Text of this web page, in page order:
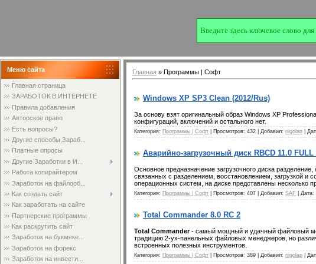
Меню сайта
Главная страница
ЗАРАБОТОК В ИНТЕРНЕТЕ
Правила добавления
Авторское право
Есть вопросы?
Другие способы,Зараб...
Платные опросы
Другие Заработки в И...
Работа копирайтером
Заработок на файлооб...
Как создать сайт
Как заработать на сайте
Партнерские программы
Как раскрутить сайт
Заработок на букмеке...
Заработок на форекс
Заработок на инвести...
Главная » Программы | Софт
Windows XP SP3 Clean (2012/Rus)
За основу взят оригинальный образ Windows XP
конфигураций, включений и остального нет.
Категория: Программы | Софт | Просмотров: 432 | Добавил: nigolap |
Аварийно-загрузочный диск RBCD 11.0 FULL
Основное предназначение загрузочного диска
связанных с разделением, восстановлением, загрузкой
операционных систем, на диске представлены несколько
Категория: Программы | Софт | Просмотров: 407 | Добавил: SAF | Дата:
Total Commander 8.0 RC 2
Total Commander- самый мощный и удачный файловый
традицию 2-ух-панельных файловых менеджеров, но
встроенных полезных инструментов.
Категория: Программы | Софт | Просмотров: 389 | Добавил: nigolap |